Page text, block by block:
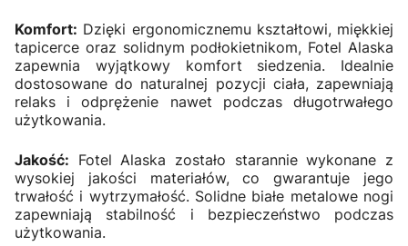
Komfort: Dzięki ergonomicznemu kształtowi, miękkiej
tapicerce oraz solidnym podłokietnikom, Fotel Alaska
zapewnia wyjątkowy komfort siedzenia. Idealnie
dostosowane do naturalnej pozycji ciała, zapewniają
relaks i odprężenie nawet podczas długotrwałego
użytkowania.
Jakość: Fotel Alaska zostało starannie wykonane z
wysokiej jakości materiałów, co gwarantuje jego
trwałość i wytrzymałość. Solidne białe metalowe nogi
zapewniają stabilność i bezpieczeństwo podczas
użytkowania.